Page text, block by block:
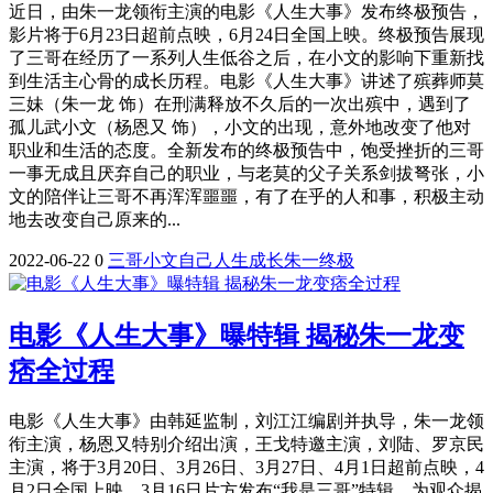
近日，由朱一龙领衔主演的电影《人生大事》发布终极预告，
影片将于6月23日超前点映，6月24日全国上映。终极预告展现
了三哥在经历了一系列人生低谷之后，在小文的影响下重新找
到生活主心骨的成长历程。电影《人生大事》讲述了殡葬师莫
三妹（朱一龙 饰）在刑满释放不久后的一次出殡中，遇到了
孤儿武小文（杨恩又 饰），小文的出现，意外地改变了他对
职业和生活的态度。全新发布的终极预告中，饱受挫折的三哥
一事无成且厌弃自己的职业，与老莫的父子关系剑拔弩张，小
文的陪伴让三哥不再浑浑噩噩，有了在乎的人和事，积极主动
地去改变自己原来的...
2022-06-22 0 三哥小文自己 人生成长朱一终极
电影《人生大事》曝特辑 揭秘朱一龙变
痞全过程
电影《人生大事》由韩延监制，刘江江编剧并执导，朱一龙领
衔主演，杨恩又特别介绍出演，王戈特邀主演，刘陆、罗京民
主演，将于3月20日、3月26日、3月27日、4月1日超前点映，4